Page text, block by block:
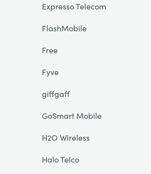
Expresso Telecom
FlashMobile
Free
Fyve
giffgaff
GoSmart Mobile
H2O Wireless
Halo Telco